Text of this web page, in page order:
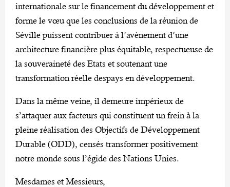
internationale sur le financement du développement et
forme le vœu que les conclusions de la réunion de
Séville puissent contribuer à l’avènement d’une
architecture financière plus équitable, respectueuse de
la souveraineté des Etats et soutenant une
transformation réelle despays en développement.
Dans la même veine, il demeure impérieux de
s’attaquer aux facteurs qui constituent un frein à la
pleine réalisation des Objectifs de Développement
Durable (ODD), censés transformer positivement
notre monde sous l’égide des Nations Unies.
Mesdames et Messieurs,